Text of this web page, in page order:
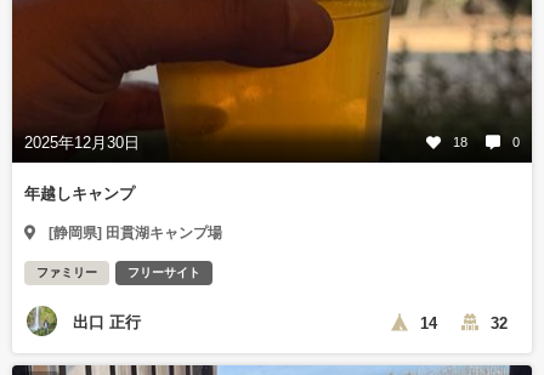
2025年12月30日 18 0
年越しキャンプ
[静岡県] 田貫湖キャンプ場
ファミリー フリーサイト
出口 正行 14 32